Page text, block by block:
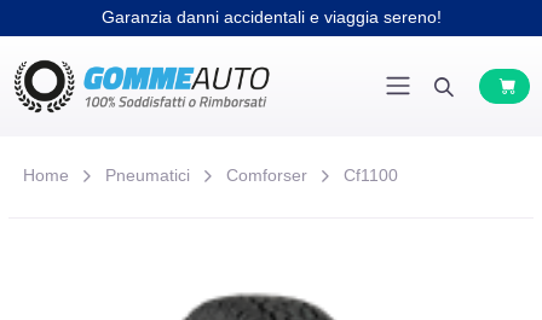
Garanzia danni accidentali e viaggia sereno!
Home Pneumatici Comforser Cf1100